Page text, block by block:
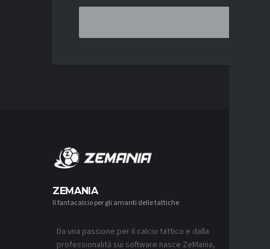
ZEMANIA
Il fantacalcio per gli amanti delle tattiche
Da una passione per il calcio tattico e dalla
professionalità sui software nasce ZeMania,